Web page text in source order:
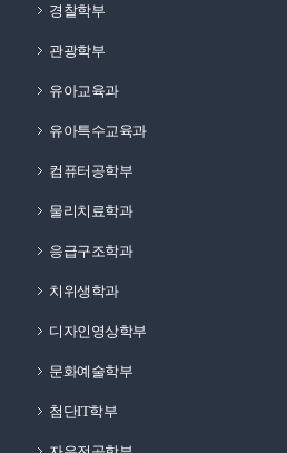
경찰학부
관광학부
유아교육과
유아특수교육과
컴퓨터공학부
물리치료학과
응급구조학과
치위생학과
디자인영상학부
문화예술학부
첨단IT학부